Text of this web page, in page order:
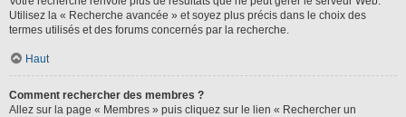
Utilisez la « Recherche avancée » et soyez plus précis dans le choix des
termes utilisés et des forums concernés par la recherche.
Haut
Comment rechercher des membres ?
Allez sur la page « Membres » puis cliquez sur le lien « Rechercher un